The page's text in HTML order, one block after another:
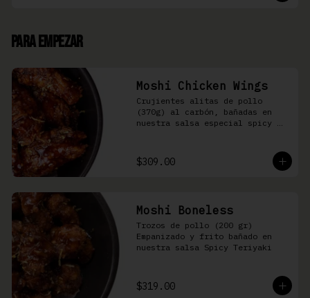
Para Empezar
Moshi Chicken Wings
Crujientes alitas de pollo
(370g) al carbón, bañadas en
nuestra salsa especial spicy
$309.00
Moshi Boneless
Trozos de pollo (200 gr)
Empanizado y frito bañado en
nuestra salsa Spicy Teriyaki
$319.00